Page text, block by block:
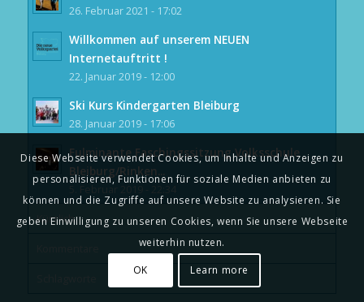
26. Februar 2021 - 17:02
Willkommen auf unserem NEUEN
Internetauftritt !
22. Januar 2019 - 12:00
Ski Kurs Kindergarten Bleiburg
28. Januar 2019 - 17:06
Fulminante Faschingssitzung Volksschule
Bleiburg/Rinken...
Kürzlich
Diese Webseite verwendet Cookies, um Inhalte und Anzeigen zu
personalisieren, Funktionen für soziale Medien anbieten zu
können und die Zugriffe auf unsere Website zu analysieren. Sie
geben Einwilligung zu unseren Cookies, wenn Sie unsere Webseite
weiterhin nutzen.
OK Learn more